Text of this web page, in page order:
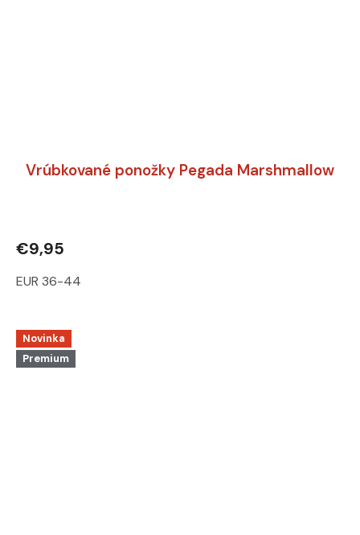
Vrúbkované ponožky Pegada Marshmallow
€9,95
EUR 36-44
Novinka
Premium